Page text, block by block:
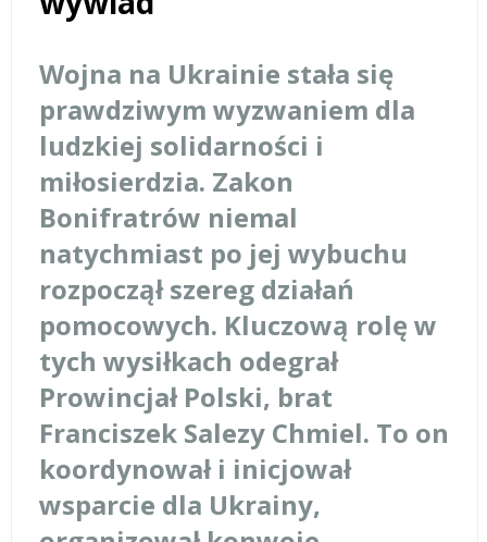
Wojna na Ukrainie stała się
prawdziwym wyzwaniem dla
ludzkiej solidarności i
miłosierdzia. Zakon
Bonifratrów niemal
natychmiast po jej wybuchu
rozpoczął szereg działań
pomocowych. Kluczową rolę w
tych wysiłkach odegrał
Prowincjał Polski, brat
Franciszek Salezy Chmiel. To on
koordynował i inicjował
wsparcie dla Ukrainy,